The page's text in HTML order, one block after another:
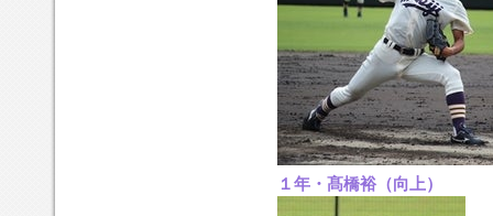
１年・髙橋裕（向上）